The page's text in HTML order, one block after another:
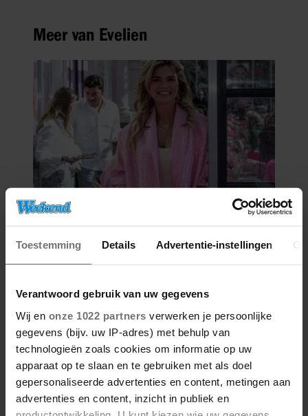
Toestemming Details Advertentie-instellingen
Verantwoord gebruik van uw gegevens
Wij en onze 1022 partners verwerken je persoonlijke
gegevens (bijv. uw IP-adres) met behulp van
technologieën zoals cookies om informatie op uw
apparaat op te slaan en te gebruiken met als doel
gepersonaliseerde advertenties en content, metingen aan
advertenties en content, inzicht in publiek en
Meer van Evelien
NICOLETTE VAN DAM